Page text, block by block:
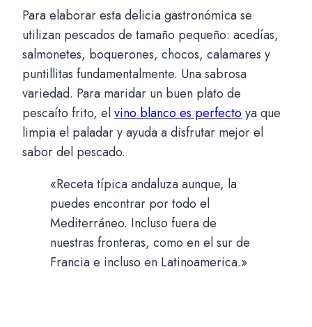
Para elaborar esta delicia gastronómica se
utilizan pescados de tamaño pequeño: acedías,
salmonetes, boquerones, chocos, calamares y
puntillitas fundamentalmente. Una sabrosa
variedad. Para maridar un buen plato de
pescaíto frito, elvino blanco es perfectoya que
limpia el paladar y ayuda a disfrutar mejor el
sabor del pescado.
«Receta típica andaluza aunque, la
puedes encontrar por todo el
Mediterráneo. Incluso fuera de
nuestras fronteras, como en el sur de
Francia e incluso en Latinoamerica.»